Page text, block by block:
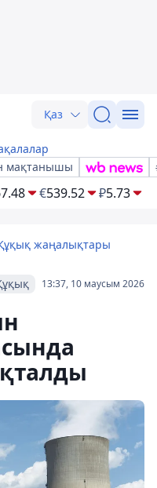
Қаз
мақтанышы
€539.52 ₽5.73
жаңалықтары
13:37, 10 маусым 2026